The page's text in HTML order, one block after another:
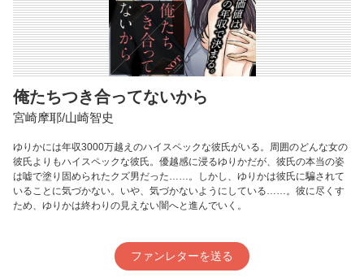
俺たちつき合ってないから
宮崎摩耶/山崎智史
ゆりかには年収3000万越えのハイスペックな彼氏がいる。周囲のどんな女の
彼氏よりもハイスペックな彼氏。優越感に浸るゆりかだが、彼氏の本当の姿
は嘘で塗り固められたクズ男だった……。しかし、ゆりかは彼氏に騙されて
いることに気づかない。いや、気づかないようにしている……。彼に尽くす
ため、ゆりかは終わりの見えない闇へと進んでいく。
ファンレターを送る